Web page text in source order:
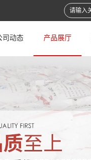
司动态 产品展厅